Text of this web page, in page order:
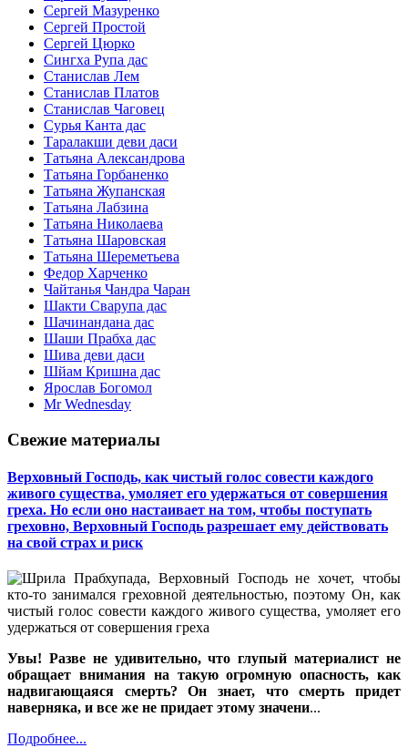
Сергей Мазуренко
Сергей Простой
Сергей Цюрко
Сингха Рупа дас
Станислав Лем
Станислав Платов
Станислав Чаговец
Сурья Канта дас
Таралакши деви даси
Татьяна Александрова
Татьяна Горбаненко
Татьяна Жупанская
Татьяна Лабзина
Татьяна Николаева
Татьяна Шаровская
Татьяна Шереметьева
Федор Харченко
Чайтанья Чандра Чаран
Шакти Сварупа дас
Шачинандана дас
Шаши Прабха дас
Шива деви даси
Шйам Кришна дас
Ярослав Богомол
Mr Wednesday
Свежие материалы
Верховный Господь, как чистый голос совести каждого
живого существа, умоляет его удержаться от совершения
греха. Но если оно настаивает на том, чтобы поступать
греховно, Верховный Господь разрешает ему действовать
на свой страх и риск
Увы! Разве не удивительно, что глупый материалист не
обращает внимания на такую огромную опасность, как
надвигающаяся смерть? Он знает, что смерть придет
наверняка, и все же не придает этому значени...
Подробнее...